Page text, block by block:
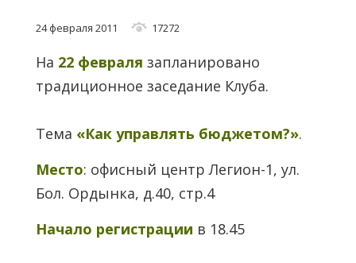
24 февраля 2011 17272
На 22 февраля запланировано
традиционное заседание Клуба.
Тема «Как управлять бюджетом?».
Место: офисный центр Легион-1, ул.
Бол. Ордынка, д.40, стр.4
Начало регистрации в 18.45